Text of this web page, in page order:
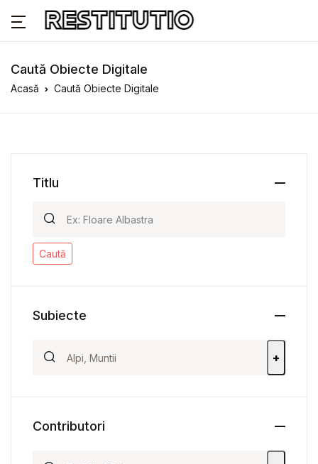
Caută Obiecte Digitale
Acasă Caută Obiecte Digitale
Titlu
Caută
Subiecte
+
Contributori